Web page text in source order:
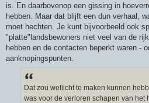
is. En daarbovenop een gissing in
hebben. Maar dat blijft een dun verhaal,
moet hechten. Je kunt bijvoorbeeld ook
"platte"landsbewoners niet veel van de
hebben en de contacten beperkt waren -
aanknopingspunten.
Dat zou wellicht te maken kunnen
was voor de verloren schapen van het